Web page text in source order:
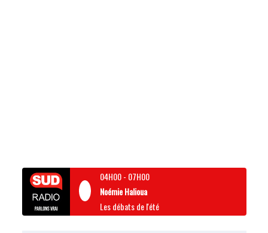
04H00- 07H00
Noémie Halioua
Les débats de l'été